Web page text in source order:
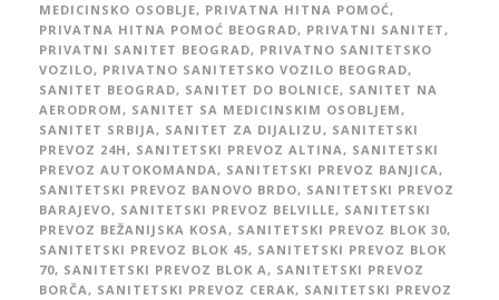
MEDICINSKO OSOBLJE, PRIVATNA HITNA POMOĆ,
PRIVATNA HITNA POMOĆ BEOGRAD, PRIVATNI SANITET,
PRIVATNI SANITET BEOGRAD, PRIVATNO SANITETSKO
VOZILO, PRIVATNO SANITETSKO VOZILO BEOGRAD,
SANITET BEOGRAD, SANITET DO BOLNICE, SANITET NA
AERODROM, SANITET SA MEDICINSKIM OSOBLJEM,
SANITET SRBIJA, SANITET ZA DIJALIZU, SANITETSKI
PREVOZ 24H, SANITETSKI PREVOZ ALTINA, SANITETSKI
PREVOZ AUTOKOMANDA, SANITETSKI PREVOZ BANJICA,
SANITETSKI PREVOZ BANOVO BRDO, SANITETSKI PREVOZ
BARAJEVO, SANITETSKI PREVOZ BELVILLE, SANITETSKI
PREVOZ BEŽANIJSKA KOSA, SANITETSKI PREVOZ BLOK 30,
SANITETSKI PREVOZ BLOK 45, SANITETSKI PREVOZ BLOK
70, SANITETSKI PREVOZ BLOK A, SANITETSKI PREVOZ
BORČA, SANITETSKI PREVOZ CERAK, SANITETSKI PREVOZ